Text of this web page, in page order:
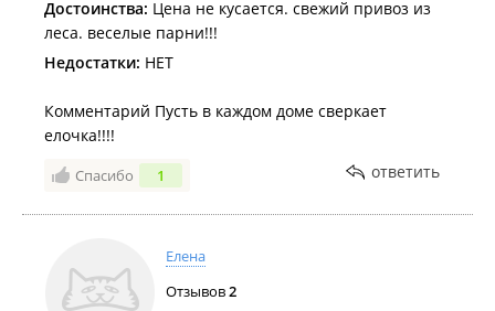
Достоинства: Цена не кусается. свежий привоз из
леса. веселые парни!!!
Недостатки: НЕТ
Комментарий Пусть в каждом доме сверкает
елочка!!!!
Спасибо 1 ответить
Елена
Отзывов2